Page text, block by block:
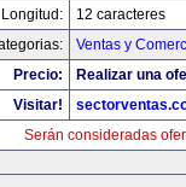
Longitud:
12 caracteres
Ventas y
Precio:
Realizar una
Visitar!
Serán consideradas